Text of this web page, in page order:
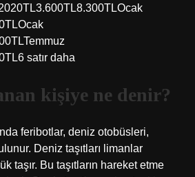
satır daha
kişiye ne denir?
feribotlar, deniz otobüsleri,
Deniz taşıtları limanlar
taşır. Bu taşıtların hareket etme